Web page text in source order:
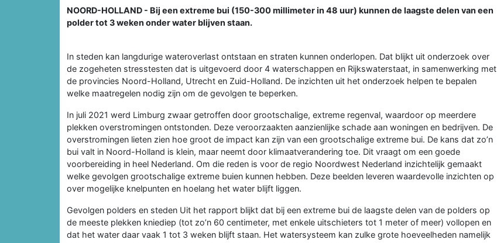
NOORD-HOLLAND - Bij een extreme bui (150-300 millimeter in 48 uur) kunnen de laagste delen van een
polder tot 3 weken onder water blijven staan.
In steden kan langdurige wateroverlast ontstaan en straten kunnen onderlopen. Dat blijkt uit onderzoek over
de zogeheten stresstesten dat is uitgevoerd door 4 waterschappen en Rijkswaterstaat, in samenwerking met
de provincies Noord-Holland, Utrecht en Zuid-Holland. De inzichten uit het onderzoek helpen te bepalen
welke maatregelen nodig zijn om de gevolgen te beperken.
In juli 2021 werd Limburg zwaar getroffen door grootschalige, extreme regenval, waardoor op meerdere
plekken overstromingen ontstonden. Deze veroorzaakten aanzienlijke schade aan woningen en bedrijven. De
overstromingen lieten zien hoe groot de impact kan zijn van een grootschalige extreme bui. De kans dat zo’n
bui valt in Noord-Holland is klein, maar neemt door klimaatverandering toe. Dit vraagt om een goede
voorbereiding in heel Nederland. Om die reden is voor de regio Noordwest Nederland inzichtelijk gemaakt
welke gevolgen grootschalige extreme buien kunnen hebben. Deze beelden leveren waardevolle inzichten op
over mogelijke knelpunten en hoelang het water blijft liggen.
Gevolgen polders en steden Uit het rapport blijkt dat bij een extreme bui de laagste delen van de polders op
de meeste plekken kniediep (tot zo’n 60 centimeter, met enkele uitschieters tot 1 meter of meer) vollopen en
dat het water daar vaak 1 tot 3 weken blijft staan. Het watersysteem kan zulke grote hoeveelheden namelijk